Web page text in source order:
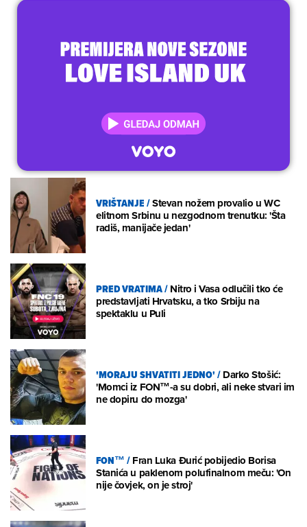
VRIŠTANJE/Stevan nožem provalio u WC
elitnom Srbinu u nezgodnom trenutku: 'Šta
radiš, manijače jedan'
PRED VRATIMA/Nitro i Vasa odlučili tko će
predstavljati Hrvatsku, a tko Srbiju na
spektaklu u Puli
'MORAJU SHVATITI JEDNO'/Darko Stošić:
'Momci iz FON™-a su dobri, ali neke stvari im
ne dopiru do mozga'
FON™/Fran Luka Đurić pobijedio Borisa
Stanića u paklenom polufinalnom meču: 'On
nije čovjek, on je stroj'